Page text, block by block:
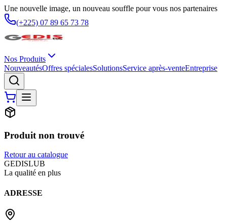
Une nouvelle image, un nouveau souffle pour vous nos partenaires
(+225) 07 89 65 73 78
Nos Produits
NouveautésOffres spécialesSolutionsService après-venteEntreprise
Produit non trouvé
Retour au catalogue
GEDISLUB
La qualité en plus
ADRESSE